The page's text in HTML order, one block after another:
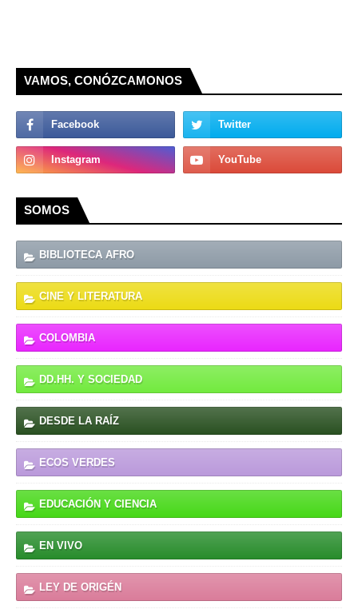
VAMOS, CONÓZCAMONOS
SOMOS
BIBLIOTECA AFRO
CINE Y LITERATURA
COLOMBIA
DD.HH. Y SOCIEDAD
DESDE LA RAÍZ
ECOS VERDES
EDUCACIÓN Y CIENCIA
EN VIVO
LEY DE ORIGÉN